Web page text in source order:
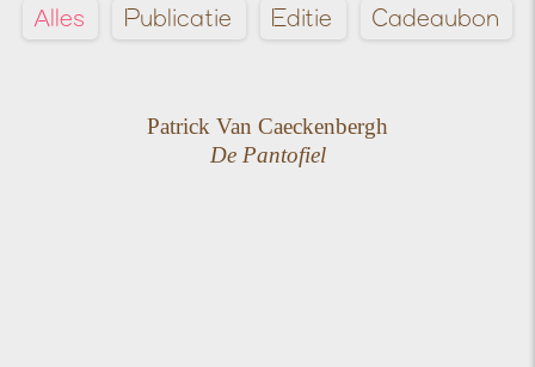
Alles Publicatie Editie Cadeaubon
Patrick Van Caeckenbergh
De Pantofiel